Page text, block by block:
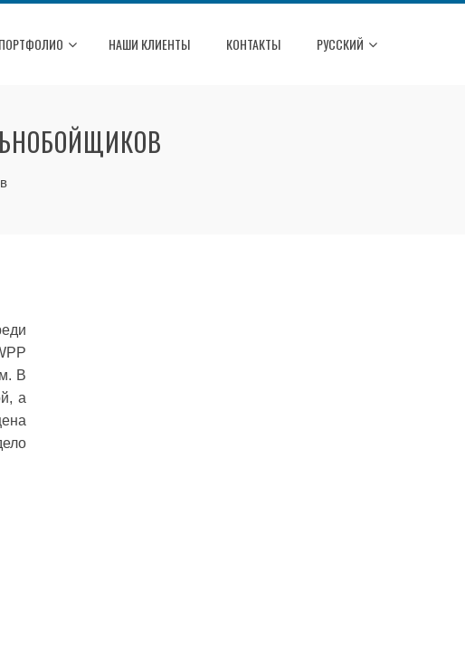
ПОРТФОЛИО НАШИ КЛИЕНТЫ КОНТАКТЫ РУССКИЙ
В
а